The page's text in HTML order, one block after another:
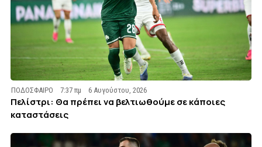
ΠΟΔΟΣΦΑΙΡΟ 7:37 πμ 6 Αυγούστου, 2026
Πελίστρι: Θα πρέπει να βελτιωθούμε σε κάποιες
καταστάσεις